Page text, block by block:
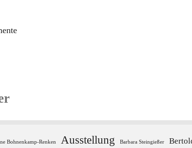
Bohnenkamp-Renken Ausstellung Barbara Steingießer